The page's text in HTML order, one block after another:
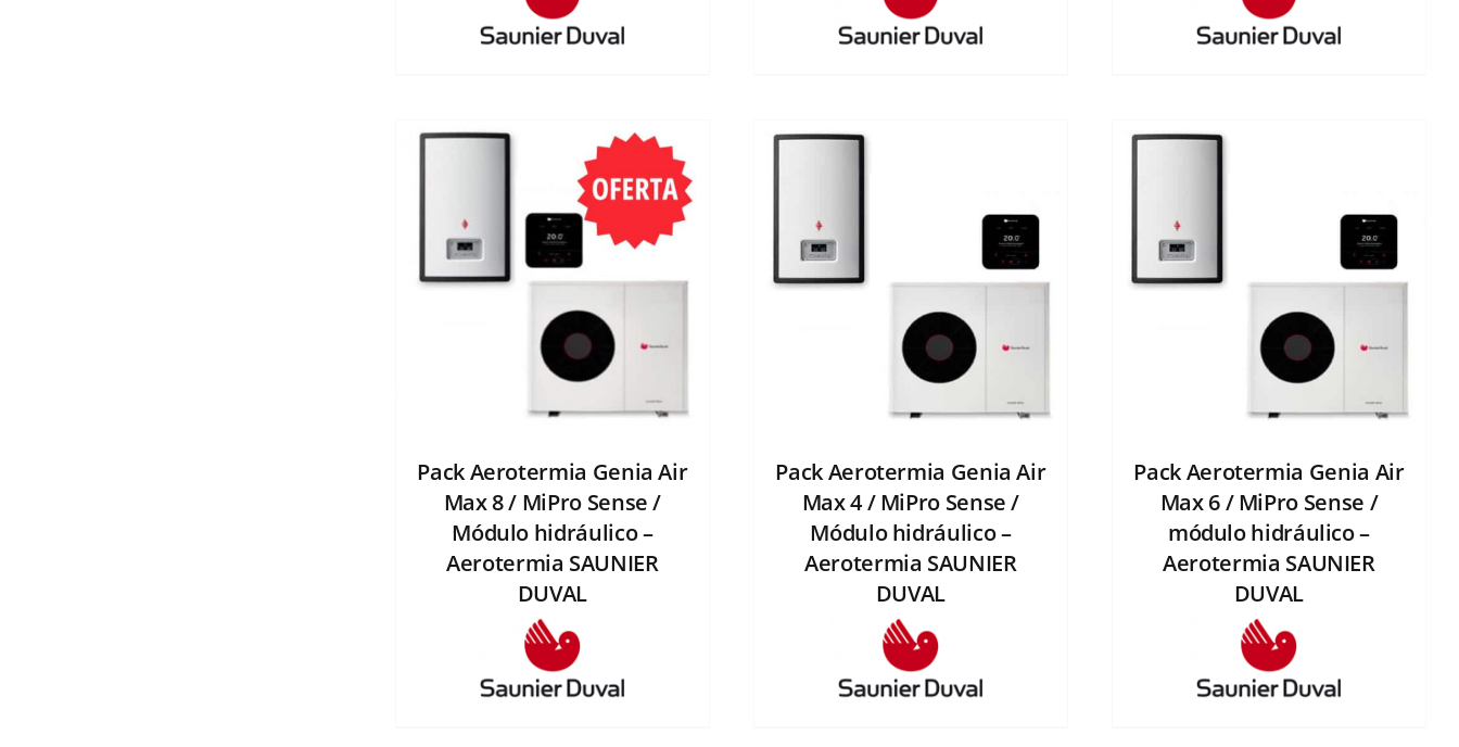
Pack Aerotermia Genia Air
Max 8 / MiPro Sense /
Módulo hidráulico –
Aerotermia SAUNIER
DUVAL
Pack Aerotermia Genia Air
Max 4 / MiPro Sense /
Módulo hidráulico –
Aerotermia SAUNIER
DUVAL
Pack Aerotermia Genia Air
Max 6 / MiPro Sense /
módulo hidráulico –
Aerotermia SAUNIER
DUVAL